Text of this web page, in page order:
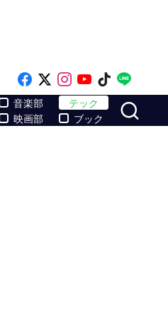
Like on Facebook
Follow on x
Follow on
Follow on
Follow
音楽部
映画部
テック
ブック